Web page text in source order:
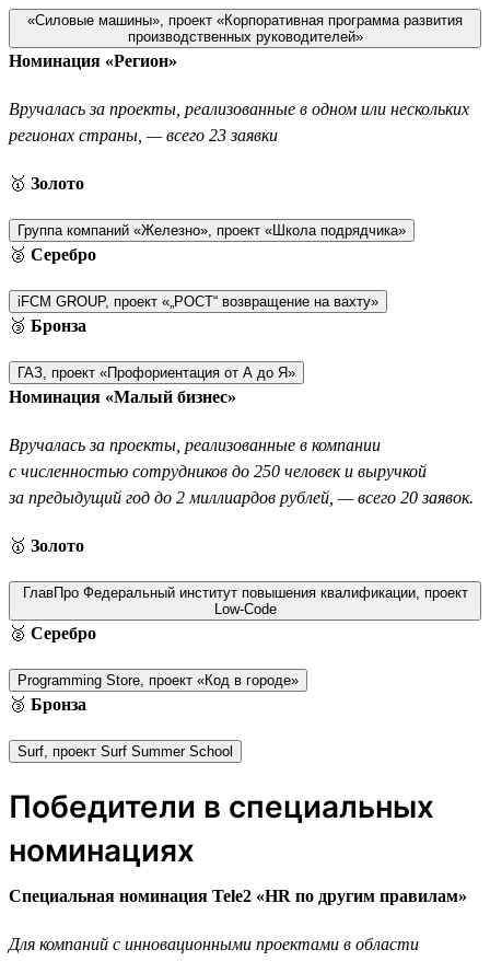
«Силовые машины», проект «Корпоративная программа развития
производственных руководителей»
Номинация «Регион»
Вручалась за проекты, реализованные в одном или нескольких
регионах страны, — всего 23 заявки
🥇 Золото
Группа компаний «Железно», проект «Школа подрядчика»
🥈 Серебро
iFCM GROUP, проект «„РОСТ“ возвращение на вахту»
🥉 Бронза
ГАЗ, проект «Профориентация от А до Я»
Номинация «Малый бизнес»
Вручалась за проекты, реализованные в компании
с численностью сотрудников до 250 человек и выручкой
за предыдущий год до 2 миллиардов рублей, — всего 20 заявок.
🥇 Золото
ГлавПро Федеральный институт повышения квалификации, проект
Low-Code
🥈 Серебро
Programming Store, проект «Код в городе»
🥉 Бронза
Surf, проект Surf Summer School
Победители в специальных
номинациях
Специальная номинация Tele2 «HR по другим правилам»
Для компаний с инновационными проектами в области